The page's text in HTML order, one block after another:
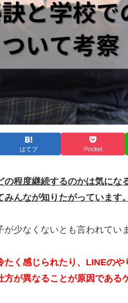
はてブ Pocket
程度継続するのかは気にな
んなが知りたがっています。
少なくないとも言われてい
く感じられたり、LINEの
が異なることが原因である